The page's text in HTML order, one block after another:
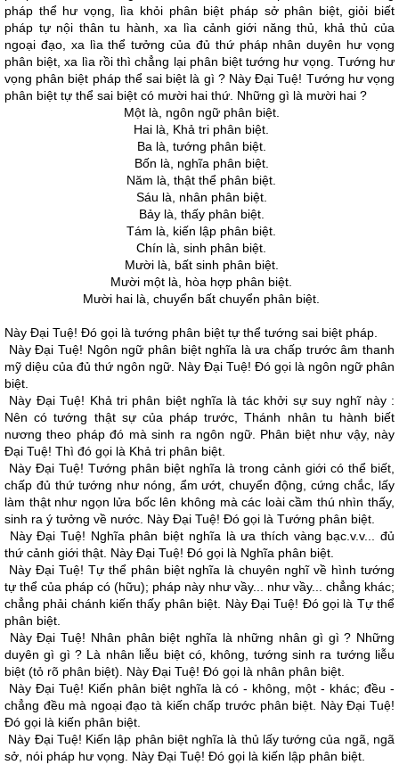
pháp thể hư vọng, lìa khỏi phân biệt pháp sở phân biệt, giỏi biết
pháp tự nội thân tu hành, xa lìa cảnh giới năng thủ, khả thủ của
ngoại đạo, xa lìa thể tưởng của đủ thứ pháp nhân duyên hư vọng
phân biệt, xa lìa rồi thì chẳng lại phân biệt tướng hư vọng. Tướng hư
vọng phân biệt pháp thể sai biệt là gì ? Này Ðại Tuệ! Tướng hư vọng
phân biệt tự thể sai biệt có mười hai thứ. Những gì là mười hai ?
Một là, ngôn ngữ phân biệt.
Hai là, Khả tri phân biệt.
Ba là, tướng phân biệt.
Bốn là, nghĩa phân biệt.
Năm là, thật thể phân biệt.
Sáu là, nhân phân biệt.
Bảy là, thấy phân biệt.
Tám là, kiến lập phân biệt.
Chín là, sinh phân biệt.
Mười là, bất sinh phân biệt.
Mười một là, hòa hợp phân biệt.
Mười hai là, chuyển bất chuyển phân biệt.
Này Ðại Tuệ! Ðó gọi là tướng phân biệt tự thể tướng sai biệt pháp.
Này Ðại Tuệ! Ngôn ngữ phân biệt nghĩa là ưa chấp trước âm thanh
mỹ diệu của đủ thứ ngôn ngữ. Này Ðại Tuệ! Ðó gọi là ngôn ngữ phân
biệt.
Này Ðại Tuệ! Khả tri phân biệt nghĩa là tác khởi sự suy nghĩ này :
Nên có tướng thật sự của pháp trước, Thánh nhân tu hành biết
nương theo pháp đó mà sinh ra ngôn ngữ. Phân biệt như vậy, này
Ðại Tuệ! Thì đó gọi là Khả tri phân biệt.
Này Ðại Tuệ! Tướng phân biệt nghĩa là trong cảnh giới có thể biết,
chấp đủ thứ tướng như nóng, ẩm ướt, chuyển động, cứng chắc, lấy
làm thật như ngọn lửa bốc lên không mà các loài cầm thú nhìn thấy,
sinh ra ý tưởng về nước. Này Ðại Tuệ! Ðó gọi là Tướng phân biệt.
Này Ðại Tuệ! Nghĩa phân biệt nghĩa là ưa thích vàng bạc.v.v... đủ
thứ cảnh giới thật. Này Ðại Tuệ! Ðó gọi là Nghĩa phân biệt.
Này Ðại Tuệ! Tự thể phân biệt nghĩa là chuyên nghĩ về hình tướng
tự thể của pháp có (hữu); pháp này như vầy... như vầy... chẳng khác;
chẳng phải chánh kiến thấy phân biệt. Này Ðại Tuệ! Ðó gọi là Tự thể
phân biệt.
Này Ðại Tuệ! Nhân phân biệt nghĩa là những nhân gì gì ? Những
duyên gì gì ? Là nhân liễu biệt có, không, tướng sinh ra tướng liễu
biệt (tỏ rõ phân biệt). Này Ðại Tuệ! Ðó gọi là nhân phân biệt.
Này Ðại Tuệ! Kiến phân biệt nghĩa là có - không, một - khác; đều -
chẳng đều mà ngoại đạo tà kiến chấp trước phân biệt. Này Ðại Tuệ!
Ðó gọi là kiến phân biệt.
Này Ðại Tuệ! Kiến lập phân biệt nghĩa là thủ lấy tướng của ngã, ngã
sở, nói pháp hư vọng. Này Ðại Tuệ! Ðó gọi là kiến lập phân biệt.